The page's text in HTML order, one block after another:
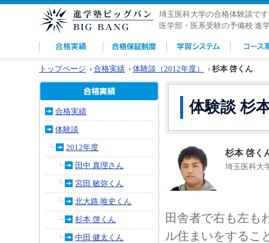
埼玉医科大学の合格体験談です
医学部・医系受験の予備校 進
トップページ › 合格実績 › 体験談（2012年度） › 杉本 啓くん
体験談 杉
杉本 啓く
埼玉医科大
田舎者で右も左も
ル住まいをするこ
合格実績
体験談
2012年度
田中 真理さん
宮田 敏弥くん
北大路 唯史くん
杉本 啓くん
中田 健太くん